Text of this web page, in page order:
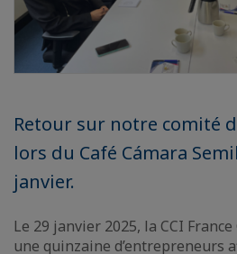
Retour sur notre comité
lors du Café Cámara
janvier.
Le 29 janvier 2025, la CCI
une quinzaine d’entrepreneurs